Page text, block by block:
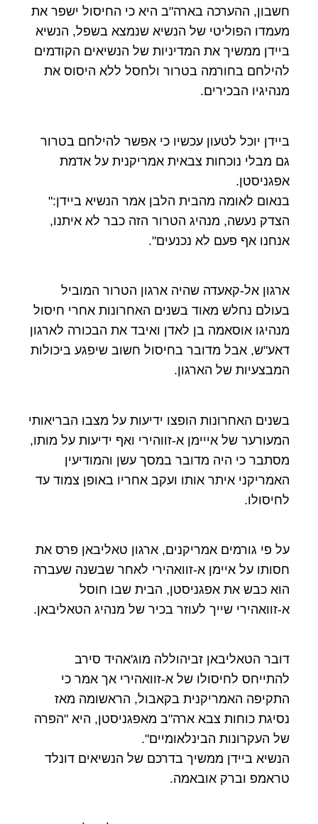
חשבון, ההערכה בארה"ב היא כי החיסול ישפר את
מעמדו הפוליטי של הנשיא שנמצא בשפל, הנשיא
ביידן ממשיך את המדיניות של הנשיאים הקודמים
להילחם בחורמה בטרור ולחסל ללא היסוס את
מנהיגיו הבכירים.
ביידן יוכל לטעון עכשיו כי אפשר להילחם בטרור
גם מבלי נוכחות צבאית אמריקנית על אדמת
אפגניסטן.
בנאום לאומה מהבית הלבן אמר הנשיא ביידן:"
הצדק נעשה, מנהיג הטרור הזה כבר לא איתנו,
אנחנו אף פעם לא נכנעים".
ארגון אל-קאעדה שהיה ארגון הטרור המוביל
בעולם נחלש מאוד בשנים האחרונות אחרי חיסול
מנהיגו אוסאמה בן לאדן ואיבד את הבכורה לארגון
דאע"ש, אבל מדובר בחיסול חשוב שיפגע ביכולות
המבצעיות של הארגון.
בשנים האחרונות הופצו ידיעות על מצבו הבריאותי
המעורער של אייימן א-זווהירי ואף ידיעות על מותו,
מסתבר כי היה מדובר במסך עשן והמודיעין
האמריקני איתר אותו ועקב אחריו באופן צמוד עד
לחיסולו.
על פי גורמים אמריקנים, ארגון טאליבאן פרס את
חסותו על איימן א-זוואהירי לאחר שבשנה שעברה
הוא כבש את אפגניסטן, הבית שבו חוסל
א-זוואהירי שייך לעוזר בכיר של מנהיג הטאליבאן.
דובר הטאליבאן זביהוללה מוג'אהיד סירב
להתייחס לחיסולו של א-זוואהירי אך אמר כי
התקיפה האמריקנית בקאבול, הראשומה מאז
נסיגת כוחות צבא ארה"ב מאפגניסטן, היא "הפרה
של העקרונות הבינלאומיים".
הנשיא ביידן ממשיך בדרכם של הנשיאים דונלד
טראמפ וברק אובאמה.